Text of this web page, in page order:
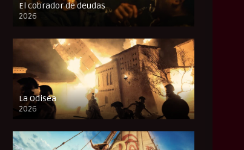
El cobrador de deudas
2026
FULL HD
La Odisea
2026
CAM